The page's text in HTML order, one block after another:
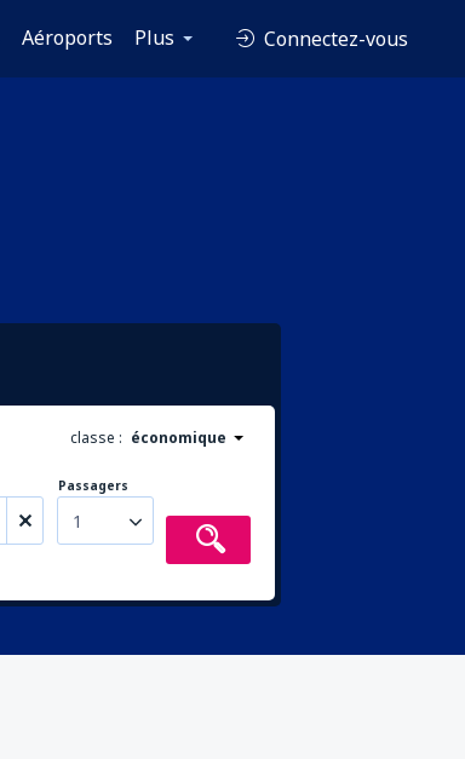
Aéroports Plus Connectez-vous
classe : économique
Passagers
1